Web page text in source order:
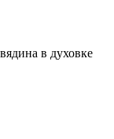
в духовке